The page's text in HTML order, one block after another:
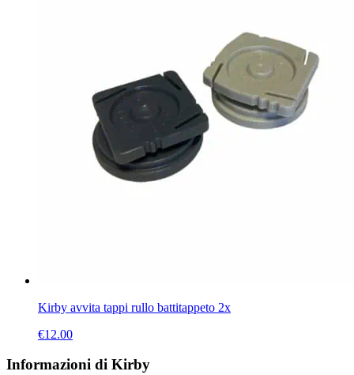
Kirby avvita tappi rullo battitappeto 2x
€12.00
Informazioni di Kirby